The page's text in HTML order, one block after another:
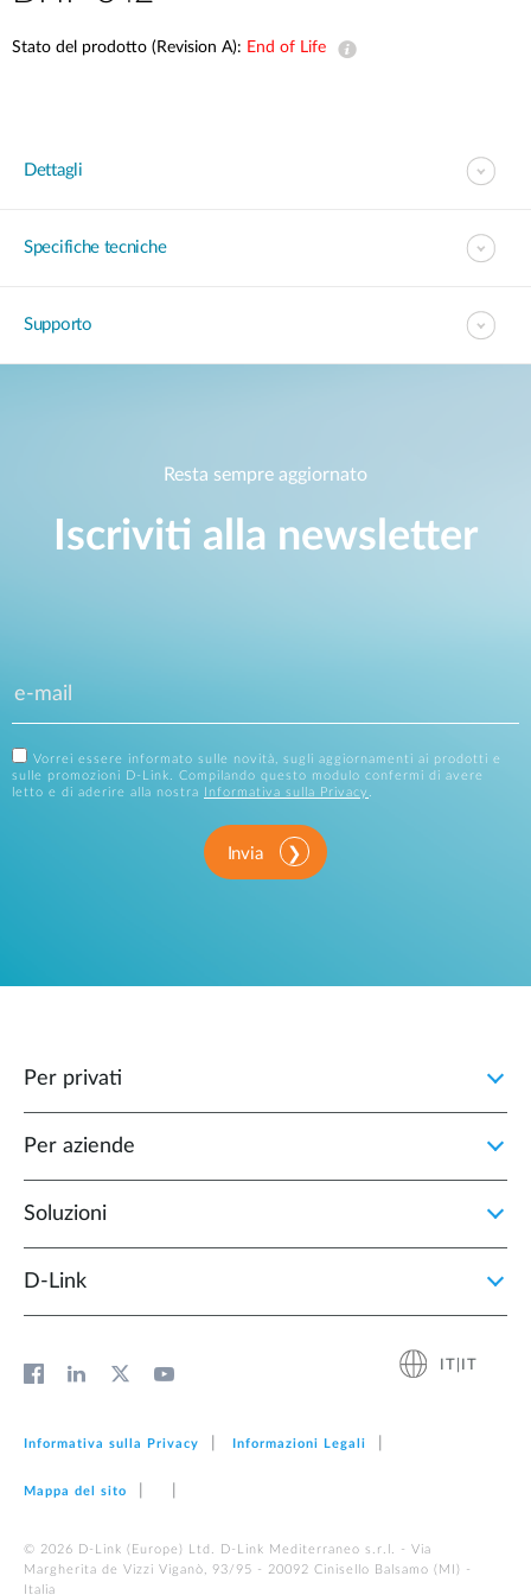
Stato del prodotto (Revision A): End of Life
Dettagli
Specifiche tecniche
Supporto
Resta sempre aggiornato
Iscriviti alla newsletter
Vorrei essere informato sulle novità, sugli aggiornamenti ai prodotti e
sulle promozioni D-Link. Compilando questo modulo confermi di avere
letto e di aderire alla nostra
Informativa sulla Privacy .
Invia
Per privati
Per aziende
Soluzioni
D‑Link
Informativa sulla Privacy Informazioni Legali
Mappa del sito
© 2026 D‑Link (Europe) Ltd. D-Link Mediterraneo s.r.l. - Via
Margherita de Vizzi Viganò, 93/95 - 20092 Cinisello Balsamo (MI) -
Italia